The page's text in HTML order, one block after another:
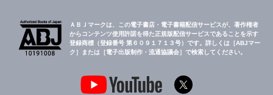
ＡＢＪマークは、この電子書店・電子書籍配信サービスが、著作権者
からコンテンツ使用許諾を得た正規版配信サービスであることを示す
登録商標（登録番号 第６０９１７１３号）です。詳しくは［ABJマー
ク］または［電子出版制作・流通協議会］で検索してください。